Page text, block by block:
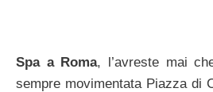
Spa a Roma, l’avreste mai
sempre movimentata Piazza di